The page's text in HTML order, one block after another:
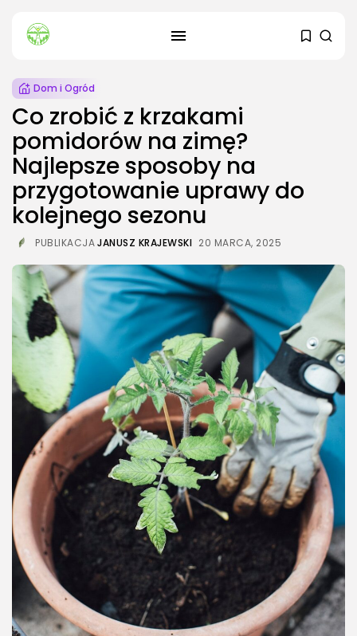
SZUKAJ
Dom i Ogród
Kiedy sadzić sadzonki ogórków?
3 SIERPNIA, 2026
Budownictwo i Nieruchomości
Dach zielony – jakie są jego...
24 LIPCA, 2026
Energetyka
Pompa ciepła – jak działa, ile...
23 LIPCA, 2026
Natura i ekologia
Sucha karma dla kota –
dlaczego...
23 LIPCA, 2026
NAJPOPULARNIEJSZE KATEGORIE
Rolnictwo
176Artykuły
Dom i Ogród
Co zrobić z krzakami
pomidorów na zimę?
Najlepsze sposoby na
przygotowanie uprawy do
kolejnego sezonu
PUBLIKACJAJANUSZ KRAJEWSKI 20 MARCA, 2025